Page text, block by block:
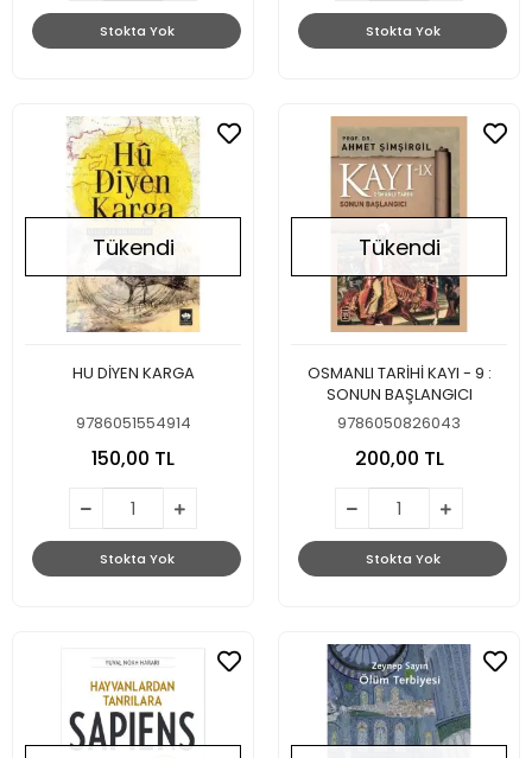
Stokta Yok Stokta Yok
Tükendi
HU DİYEN KARGA
9786051554914
150,00 TL
Stokta Yok
Tükendi
OSMANLI TARİHİ KAYI - 9 :
SONUN BAŞLANGICI
9786050826043
200,00 TL
Stokta Yok